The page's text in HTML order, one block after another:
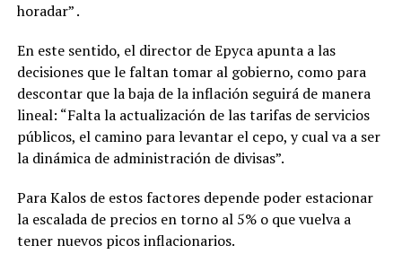
horadar” .
En este sentido, el director de Epyca apunta a las
decisiones que le faltan tomar al gobierno, como para
descontar que la baja de la inflación seguirá de manera
lineal: “Falta la actualización de las tarifas de servicios
públicos, el camino para levantar el cepo, y cual va a ser
la dinámica de administración de divisas”.
Para Kalos de estos factores depende poder estacionar
la escalada de precios en torno al 5% o que vuelva a
tener nuevos picos inflacionarios.